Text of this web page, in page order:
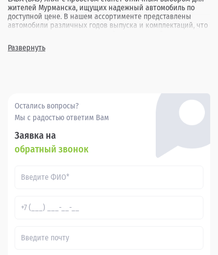
жителей Мурманска, ищущих надежный автомобиль по
доступной цене. В нашем ассортименте представлены
автомобили различных годов выпуска и комплектаций, что
свои нужды. Выбор подержанного LADA (ВАЗ) XRAY в
Прагматика в Мурманске — это возможность приобрести
Развернуть
Остались вопросы?
Мы с радостью ответим Вам
Заявка на
обратный звонок